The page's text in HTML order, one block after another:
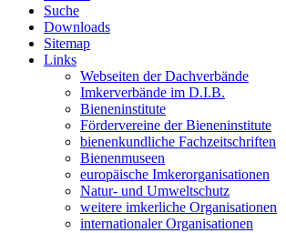
Suche
Downloads
Sitemap
Links
Webseiten der Dachverbände
Imkerverbände im D.I.B.
Bieneninstitute
Fördervereine der Bieneninstitute
bienenkundliche Fachzeitschriften
Bienenmuseen
europäische Imkerorganisationen
Natur- und Umweltschutz
weitere imkerliche Organisationen
internationaler Organisationen